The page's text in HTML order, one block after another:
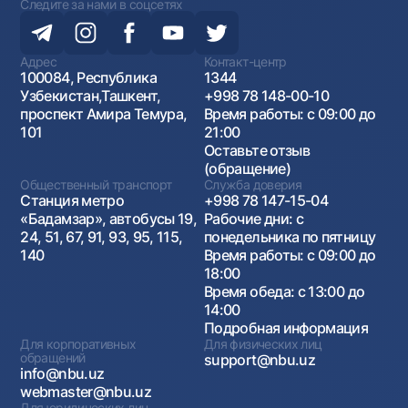
Следите за нами в соцсетях
Адрес
100084, Республика
Узбекистан,Ташкент,
проспект Амира Темура,
101
Контакт-центр
1344
+998 78 148-00-10
Время работы: с 09:00 до
21:00
Оставьте отзыв
(обращение)
Общественный транспорт
Станция метро
«Бадамзар», автобусы 19,
24, 51, 67, 91, 93, 95, 115,
140
Служба доверия
+998 78 147-15-04
Рабочие дни: с
понедельника по пятницу
Время работы: с 09:00 до
18:00
Время обеда: с 13:00 до
14:00
Подробная информация
Для корпоративных
обращений
info@nbu.uz
webmaster@nbu.uz
Для физических лиц
support@nbu.uz